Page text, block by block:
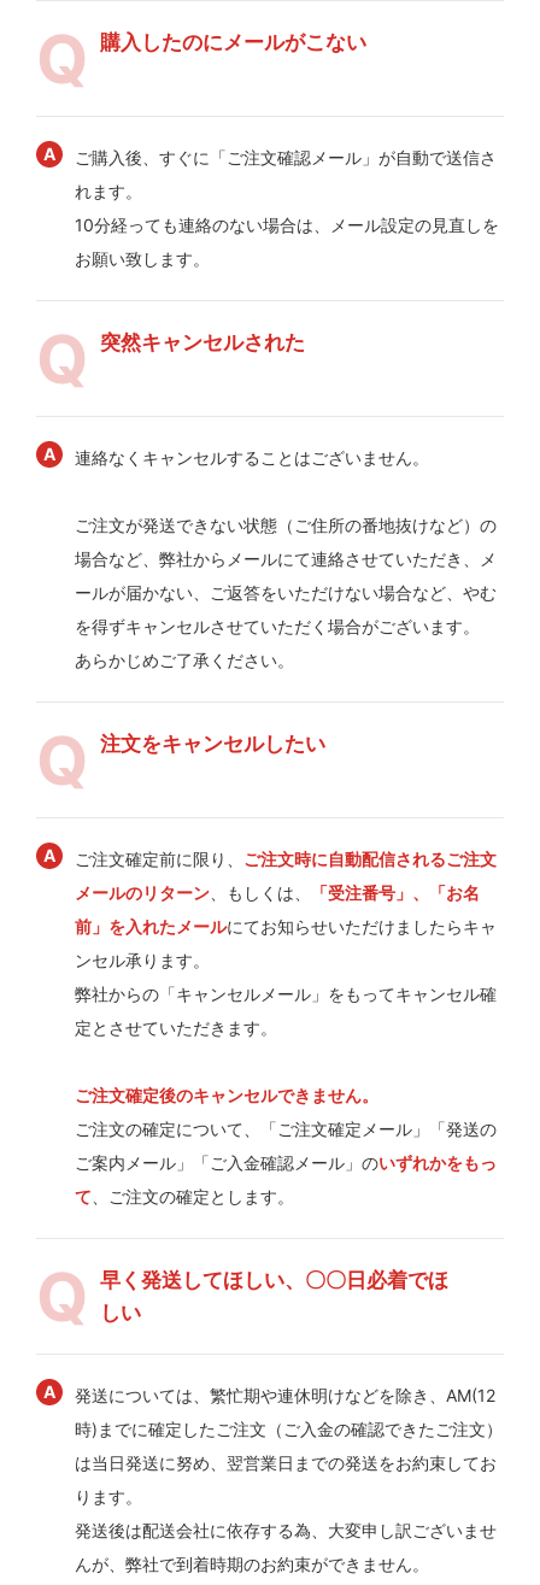
購入したのにメールがこない
ご購入後、すぐに「ご注文確認メール」が自動で送信さ
れます。
10分経っても連絡のない場合は、メール設定の見直しを
お願い致します。
突然キャンセルされた
連絡なくキャンセルすることはございません。
ご注文が発送できない状態（ご住所の番地抜けなど）の
場合など、弊社からメールにて連絡させていただき、メ
ールが届かない、ご返答をいただけない場合など、やむ
を得ずキャンセルさせていただく場合がございます。
あらかじめご了承ください。
注文をキャンセルしたい
ご注文確定前に限り、 ご注文時に自動配信されるご注文
メールのリターン、もしくは、
「受注番号」、「お名
前」を入れたメールにてお知らせいただけましたらキャ
ンセル承ります。
弊社からの「キャンセルメール」をもってキャンセル確
定とさせていただきます。
ご注文確定後のキャンセルできません。
ご注文の確定について、「ご注文確定メール」「発送の
ご案内メール」「ご入金確認メール」のいずれかをもっ
て、ご注文の確定とします。
早く発送してほしい、〇〇日必着でほ
しい
発送については、繁忙期や連休明けなどを除き、AM(12
時)までに確定したご注文（ご入金の確認できたご注文）
は当日発送に努め、翌営業日までの発送をお約束してお
ります。
発送後は配送会社に依存する為、大変申し訳ございませ
んが、弊社で到着時期のお約束ができません。